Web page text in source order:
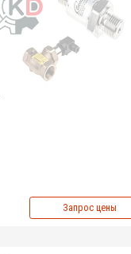
Запрос цены